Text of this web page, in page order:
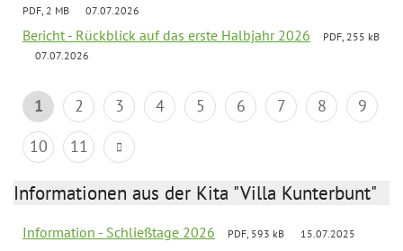
PDF, 2 MB 07.07.2026
Bericht - Rückblick auf das erste Halbjahr 2026
PDF, 255 kB
07.07.2026
1 2 3 4 5 6 7 8
9
10
11
Informationen aus der Kita "Villa Kunterbunt"
Information - Schließtage 2026 PDF, 593 kB 15.07.2025